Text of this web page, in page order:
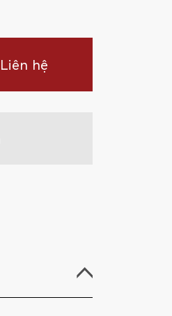
Liên hệ